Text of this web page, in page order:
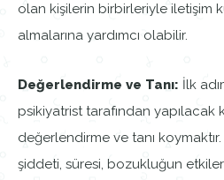
olan kişilerin birbirleriyle iletişim
almalarına yardımcı olabilir.
Değerlendirme ve Tanı: İlk
psikiyatrist tarafından yapılacak
değerlendirme ve tanı
şiddeti, süresi, bozukluğun